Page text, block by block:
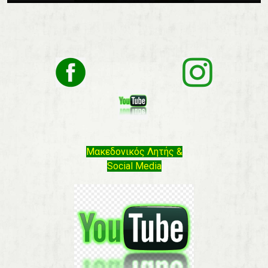
Μακεδονικός Λητής &
Social Media